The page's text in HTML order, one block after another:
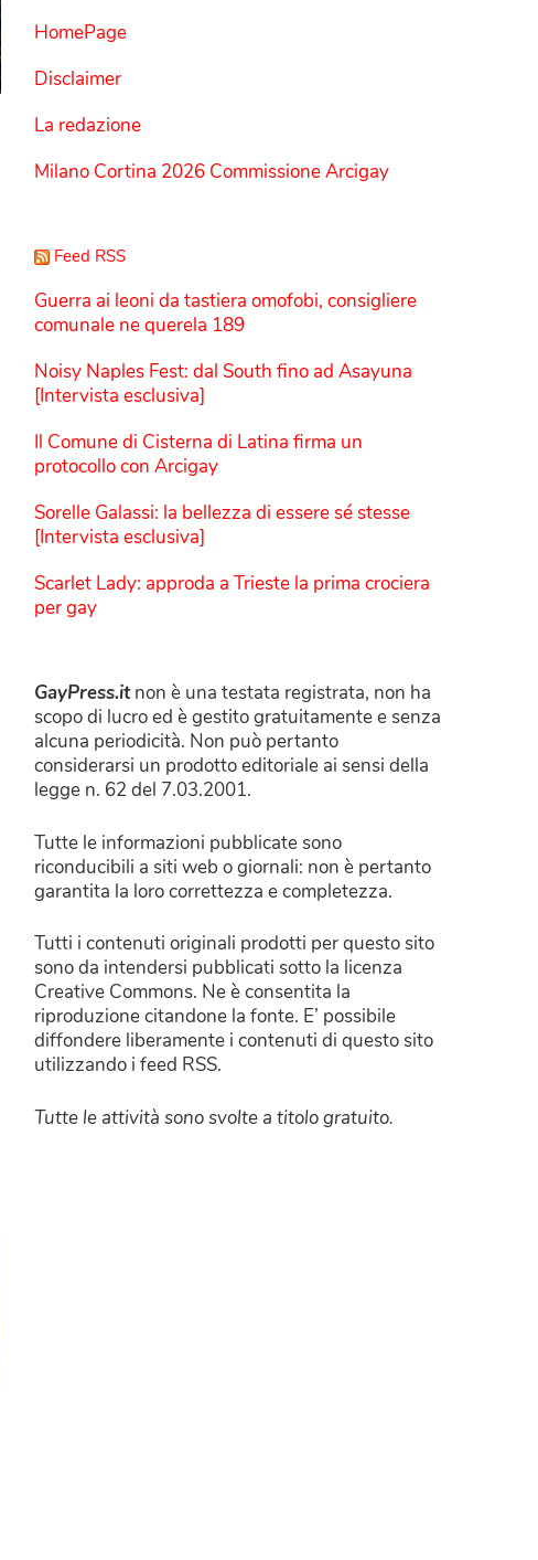
HomePage
Disclaimer
La redazione
Milano Cortina 2026 Commissione Arcigay
Feed RSS
Guerra ai leoni da tastiera omofobi, consigliere
comunale ne querela 189
Noisy Naples Fest: dal South fino ad Asayuna
[Intervista esclusiva]
Il Comune di Cisterna di Latina firma un
protocollo con Arcigay
Sorelle Galassi: la bellezza di essere sé stesse
[Intervista esclusiva]
Scarlet Lady: approda a Trieste la prima crociera
per gay
GayPress.itnon è una testata registrata, non ha
scopo di lucro ed è gestito gratuitamente e senza
alcuna periodicità. Non può pertanto
considerarsi un prodotto editoriale ai sensi della
legge n. 62 del 7.03.2001.
Tutte le informazioni pubblicate sono
riconducibili a siti web o giornali: non è pertanto
garantita la loro correttezza e completezza.
Tutti i contenuti originali prodotti per questo sito
sono da intendersi pubblicati sotto la licenza
Creative Commons. Ne è consentita la
riproduzione citandone la fonte. E’ possibile
diffondere liberamente i contenuti di questo sito
utilizzando i feed RSS.
Tutte le attività sono svolte a titolo gratuito.